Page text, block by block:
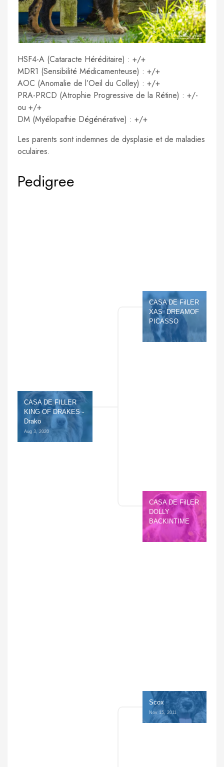
HSF4-A (Cataracte Héréditaire) : +/+
MDR1 (Sensibilité Médicamenteuse) : +/+
AOC (Anomalie de l’Oeil du Colley) : +/+
PRA-PRCD (Atrophie Progressive de la Rétine) : +/-
ou +/+
DM (Myélopathie Dégénérative) : +/+
Les parents sont indemnes de dysplasie et de maladies
oculaires.
Pedigree
CASA DE FILLER
KING OF DRAKES -
Drako
Aug 3, 2020
CASA DE FilLER
XAS  DREAMOF
PICASSO
CASA DE FilLER
DOLLY
BACKINTIME
Scox
Nov 15, 2011